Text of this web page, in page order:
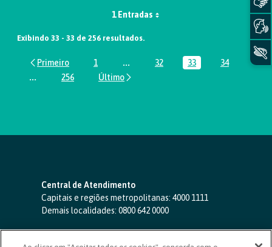
1 Entradas
Exibindo 33 - 33 de 256 resultados.
Página
1 ...Páginas intermediárias Usar ABA
Página
32 Página
33 Página
34
...Páginas intermediárias Usar ABA para navegar.
Página
256
Central de Atendimento
Capitais e regiões metropolitanas: 4000 1111
Demais localidades: 0800 642 0000
SAC 24 horas-0800 724 4420